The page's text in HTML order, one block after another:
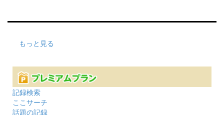
もっと見る
記録検索
ここサーチ
話題の記録